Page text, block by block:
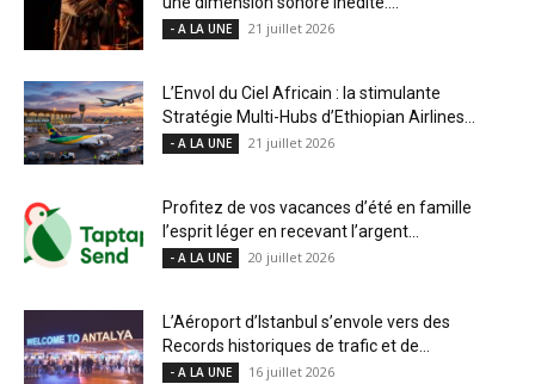
- A LA UNE 21 juillet 2026
L’Envol du Ciel Africain : la stimulante
Stratégie Multi-Hubs d’Ethiopian Airlines...
- A LA UNE 21 juillet 2026
Profitez de vos vacances d’été en famille
l’esprit léger en recevant l’argent...
- A LA UNE 20 juillet 2026
L’Aéroport d’Istanbul s’envole vers des
Records historiques de trafic et de...
- A LA UNE 16 juillet 2026